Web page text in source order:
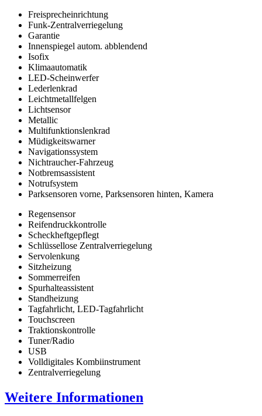
Freisprecheinrichtung
Funk-Zentralverriegelung
Garantie
Innenspiegel autom. abblendend
Isofix
Klimaautomatik
LED-Scheinwerfer
Lederlenkrad
Leichtmetallfelgen
Lichtsensor
Metallic
Multifunktionslenkrad
Müdigkeitswarner
Navigationssystem
Nichtraucher-Fahrzeug
Notbremsassistent
Notrufsystem
Parksensoren vorne, Parksensoren hinten, Kamera
Regensensor
Reifendruckkontrolle
Scheckheftgepflegt
Schlüssellose Zentralverriegelung
Servolenkung
Sitzheizung
Sommerreifen
Spurhalteassistent
Standheizung
Tagfahrlicht, LED-Tagfahrlicht
Touchscreen
Traktionskontrolle
Tuner/Radio
USB
Volldigitales Kombiinstrument
Zentralverriegelung
Weitere Informationen